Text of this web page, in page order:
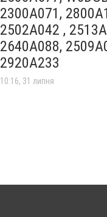
2300A071,
2502A042 ,
2640A088,
2920A233
10:16, 31 липня